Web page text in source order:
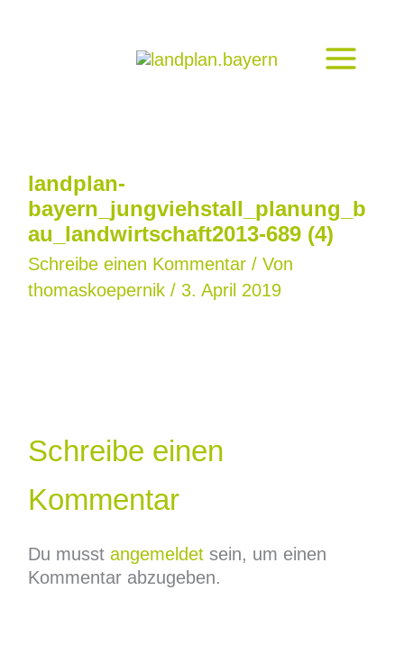
landplan-
bayern_jungviehstall_planung_b
au_landwirtschaft2013-689 (4)
Schreibe einen Kommentar / Von
thomaskoepernik / 3. April 2019
Schreibe einen
Kommentar
Du musst angemeldetsein, um einen
Kommentar abzugeben.